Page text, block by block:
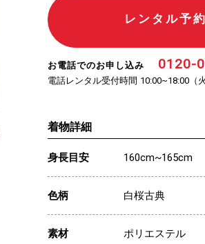
レンタル予
お電話でのお申し込み 0120-
電話レンタル受付時間 10:00~18:00 （
着物詳細
身長目安 160cm~165cm
色柄 白桜古典
素材 ポリエステル